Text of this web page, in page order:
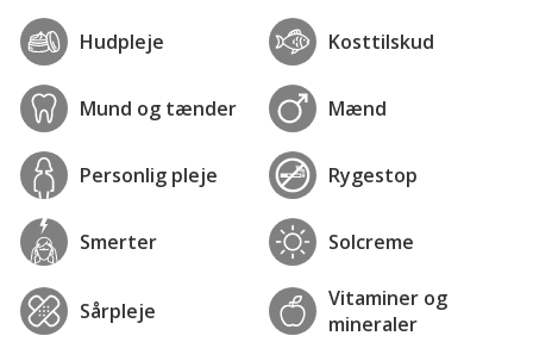
Hudpleje Kosttilskud
Mund og tænder Mænd
Personlig pleje Rygestop
Smerter Solcreme
Sårpleje
Vitaminer og
mineraler